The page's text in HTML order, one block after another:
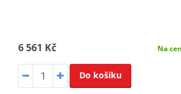
6 561 Kč Na
Do košíku